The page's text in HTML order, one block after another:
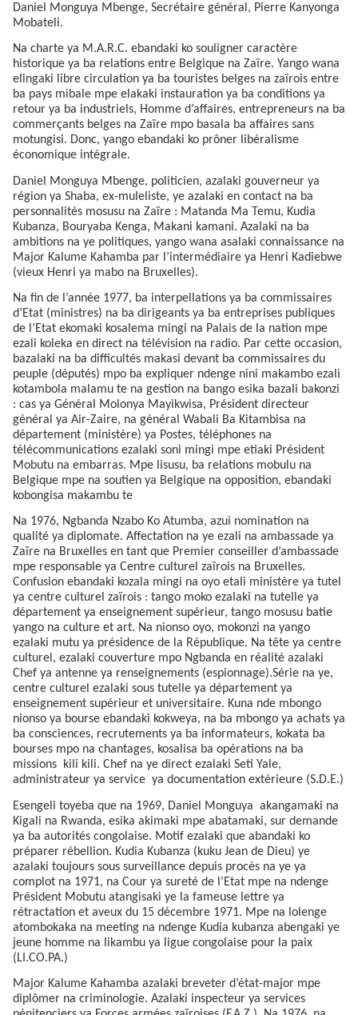
Daniel Monguya Mbenge, Secrétaire général, Pierre Kanyonga
Mobateli.
Na charte ya M.A.R.C. ebandaki ko souligner caractère
historique ya ba relations entre Belgique na Zaïre. Yango wana
elingaki libre circulation ya ba touristes belges na zaïrois entre
ba pays mibale mpe elakaki instauration ya ba conditions ya
retour ya ba industriels, Homme d’affaires, entrepreneurs na ba
commerçants belges na Zaïre mpo basala ba affaires sans
motungisi. Donc, yango ebandaki ko prôner libéralisme
économique intégrale.
Daniel Monguya Mbenge, politicien, azalaki gouverneur ya
région ya Shaba, ex-muleliste, ye azalaki en contact na ba
personnalités mosusu na Zaïre : Matanda Ma Temu, Kudia
Kubanza, Bouryaba Kenga, Makani kamani. Azalaki na ba
ambitions na ye politiques, yango wana asalaki connaissance na
Major Kalume Kahamba par l’intermédiaire ya Henri Kadiebwe
(vieux Henri ya mabo na Bruxelles).
Na fin de l’année 1977, ba interpellations ya ba commissaires
d’Etat (ministres) na ba dirigeants ya ba entreprises publiques
de l’Etat ekomaki kosalema mingi na Palais de la nation mpe
ezali koleka en direct na télévision na radio. Par cette occasion,
bazalaki na ba difficultés makasi devant ba commissaires du
peuple (députés) mpo ba expliquer ndenge nini makambo ezali
kotambola malamu te na gestion na bango esika bazali bakonzi
: cas ya Général Molonya Mayikwisa, Président directeur
général ya Air-Zaire, na général Wabali Ba Kitambisa na
département (ministère) ya Postes, téléphones na
télécommunications ezalaki soni mingi mpe etiaki Président
Mobutu na embarras. Mpe lisusu, ba relations mobulu na
Belgique mpe na soutien ya Belgique na opposition, ebandaki
kobongisa makambu te
Na 1976, Ngbanda Nzabo Ko Atumba, azui nomination na
qualité ya diplomate. Affectation na ye ezali na ambassade ya
Zaïre na Bruxelles en tant que Premier conseiller d’ambassade
mpe responsable ya Centre culturel zaïrois na Bruxelles.
Confusion ebandaki kozala mingi na oyo etali ministère ya tutel
ya centre culturel zaïrois : tango moko ezalaki na tutelle ya
département ya enseignement supérieur, tango mosusu batie
yango na culture et art. Na nionso oyo, mokonzi na yango
ezalaki mutu ya présidence de la République. Na tête ya centre
culturel, ezalaki couverture mpo Ngbanda en réalité azalaki
Chef ya antenne ya renseignements (espionnage).Série na ye,
centre culturel ezalaki sous tutelle ya département ya
enseignement supérieur et universitaire. Kuna nde mbongo
nionso ya bourse ebandaki kokweya, na ba mbongo ya achats ya
ba consciences, recrutements ya ba informateurs, kokata ba
bourses mpo na chantages, kosalisa ba opérations na ba
missions kili kili. Chef na ye direct ezalaki Seti Yale,
administrateur ya service ya documentation extérieure (S.D.E.)
Esengeli toyeba que na 1969, Daniel Monguya akangamaki na
Kigali na Rwanda, esika akimaki mpe abatamaki, sur demande
ya ba autorités congolaise. Motif ezalaki que abandaki ko
préparer rébellion. Kudia Kubanza (kuku Jean de Dieu) ye
azalaki toujours sous surveillance depuis procès na ye ya
complot na 1971, na Cour ya sureté de l’Etat mpe na ndenge
Président Mobutu atangisaki ye la fameuse lettre ya
rétractation et aveux du 15 décembre 1971. Mpe na lolenge
atombokaka na meeting na ndenge Kudia kubanza abengaki ye
jeune homme na likambu ya ligue congolaise pour la paix
(LI.CO.PA.)
Major Kalume Kahamba azalaki breveter d’état-major mpe
diplômer na criminologie. Azalaki inspecteur ya services